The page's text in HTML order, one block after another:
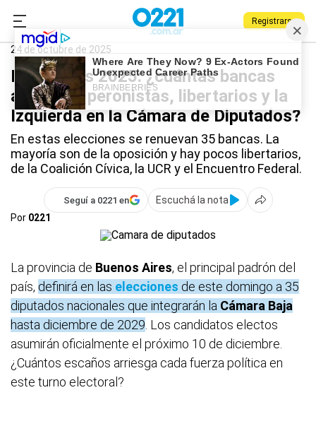
Registrarse
0221.com.ar
Elecciones
24 de octubre de 2025
Elecciones 2025: ¿cuántas bancas
arriesgan peronistas, libertarios y la
Izquierda en la Cámara de Diputados?
En estas elecciones se renuevan 35 bancas. La
mayoría son de la oposición y hay pocos libertarios,
de la Coalición Cívica, la UCR y el Encuentro Federal.
Seguí a 0221 en
Escuchá la nota
Por 0221
La provincia de Buenos Aires, el principal padrón del
país, definirá en las elecciones de este domingo a 35
diputados nacionales que integrarán la Cámara Baja
hasta diciembre de 2029 . Los candidatos electos
asumirán oficialmente el próximo 10 de diciembre.
¿Cuántos escaños arriesga cada fuerza política en
este turno electoral?